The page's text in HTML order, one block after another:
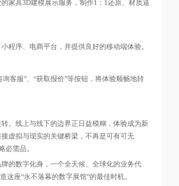
家具3D建模展示服务，制作1：1还原、材质逼
程序、电商平台，并提供良好的移动端体验。
客服”、“获取报价”等按钮，将体验顺畅地转
。线上与线下的边界正日益模糊，体验成为新
虚拟与现实的关键桥梁，不再是可有可无
必需品。
的数字化身，一个全天候、全球化的业务代
这座“永不落幕的数字展馆”的最佳时机。